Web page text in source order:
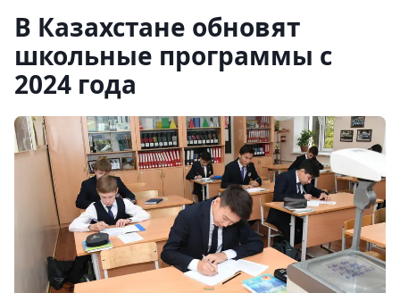
В Казахстане обновят
школьные программы с
2024 года